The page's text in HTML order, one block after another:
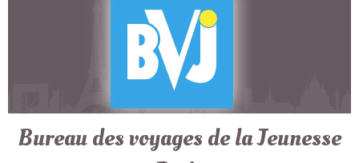
Bureau des voyages de la Jeunesse